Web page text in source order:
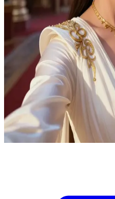
파드메 아미달
나부의 고결한 의원, 파드메 아
나부의 의원인 파드메 아미달
계 의회의 평화를 위해 목소리
급한 사안에 대해 조언을 구
세력에 대항할 전략을 논의하
Show more